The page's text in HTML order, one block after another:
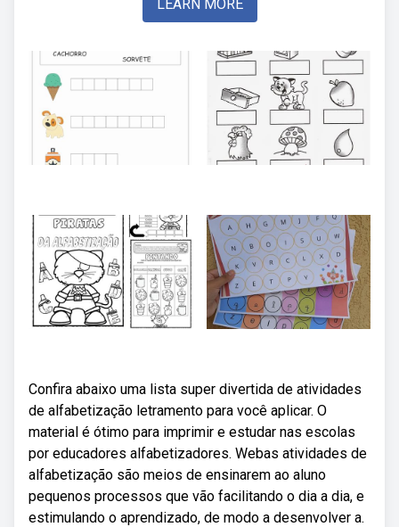
LEARN MORE
Confira abaixo uma lista super divertida de atividades
de alfabetização letramento para você aplicar. O
material é ótimo para imprimir e estudar nas escolas
por educadores alfabetizadores. Webas atividades de
alfabetização são meios de ensinarem ao aluno
pequenos processos que vão facilitando o dia a dia, e
estimulando o aprendizado, de modo a desenvolver a.